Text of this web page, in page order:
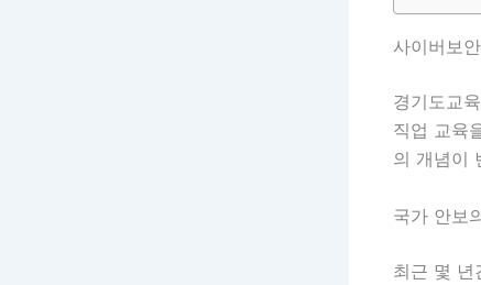
사이버보
경기도교
직업 교육
의 개념이
국가 안보
최근 몇 년